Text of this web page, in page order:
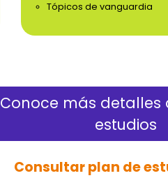
Tópicos de vanguardia
Conoce más detalles
estudios
Consultar plan de